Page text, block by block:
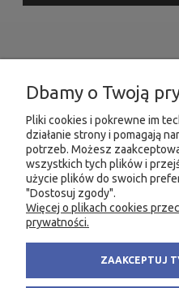
MOJE
KONTAKT
Dbamy o Twoją
Pliki cookies i pokrewne im
działanie strony i pomagają
potrzeb. Możesz
wszystkich tych plików i
użycie plików do swoich
"Dostosuj zgody".
Więcej o plikach cookies
prywatności.
ZAAKCEPTUJ